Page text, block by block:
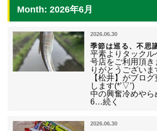
Month: 2026年6月
2026.06.30
季節は巡る、不思
平素よりタック
号店をご利用頂き
りがとうござい
【松井】がブロ
します(*’▽’)
中の興奮冷めやら
6…続く
2026.06.30